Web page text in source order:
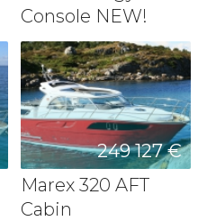
Console NEW!
249 127 €
Marex 320 AFT
Cabin